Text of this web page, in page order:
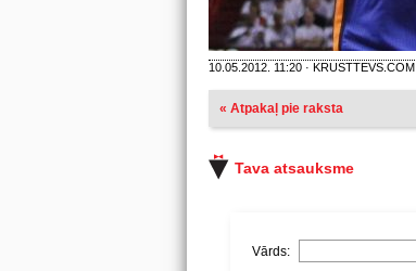
10.05.2012. 11:20 · KRUSTTEVS.COM
« Atpakaļ pie raksta
Tava atsauksme
Vārds: